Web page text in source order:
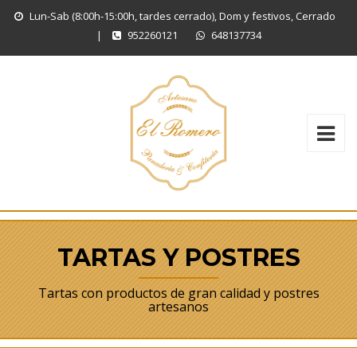
Lun-Sab (8:00h-15:00h, tardes cerrado), Dom y festivos, Cerrado
|
952260121 648137734
TARTAS Y POSTRES
Tartas con productos de gran calidad y postres
artesanos